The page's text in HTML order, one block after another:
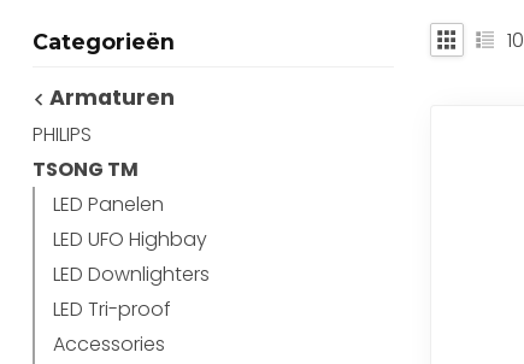
Categorieën
Armaturen
PHILIPS
TSONG TM
LED Panelen
LED UFO Highbay
LED Downlighters
LED Tri-proof
Accessories
10